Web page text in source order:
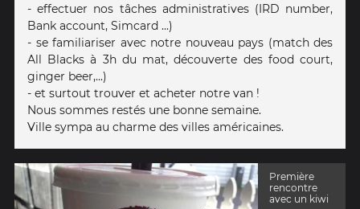
- effectuer nos tâches administratives (IRD number,
Bank account, Simcard ...)
- se familiariser avec notre nouveau pays (match des
All Blacks à 3h du mat, découverte des food court,
ginger beer,...)
- et surtout trouver et acheter notre van !
Nous sommes restés une bonne semaine.
Ville sympa au charme des villes américaines.
Première
rencontre
avec un kiwi